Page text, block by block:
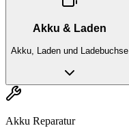
Akku & Laden
Akku, Laden und Ladebuchse
Akku Reparatur